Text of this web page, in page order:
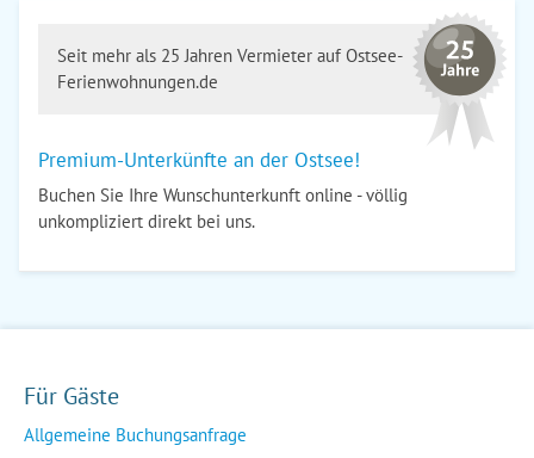
Seit mehr als 25 Jahren Vermieter auf Ostsee-
Ferienwohnungen.de
Premium-Unterkünfte an der Ostsee!
Buchen Sie Ihre Wunschunterkunft online - völlig
unkompliziert direkt bei uns.
Für Gäste
Allgemeine Buchungsanfrage